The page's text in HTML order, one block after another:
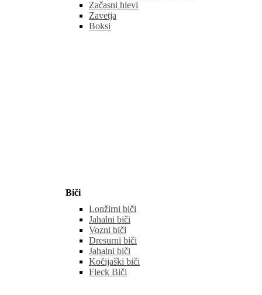
Začasni hlevi
Zavetja
Boksi
Biči
Lonžirni biči
Jahalni biči
Vozni biči
Dresurni biči
Jahalni biči
Kočijaški biči
Fleck Biči